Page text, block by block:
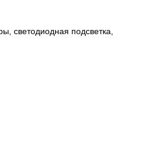
светодиодная подсветка,